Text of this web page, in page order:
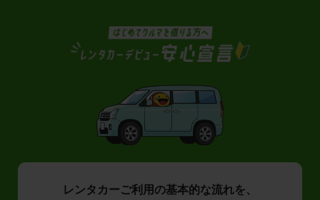
レンタカーご利用の基本的な流れを、